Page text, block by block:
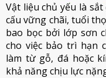
Vật liệu chủ yếu là
cấu vững chãi, tuổi
bao bọc bởi lớp sơn
cho việc bảo trì hạn
làm từ gỗ, đá hoặc
khả năng chịu lực